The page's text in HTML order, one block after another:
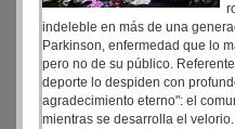
indeleble en más de una
Parkinson, enfermedad que lo
pero no de su público.
deporte lo despiden con
agradecimiento eterno": el
mientras se desarrolla el